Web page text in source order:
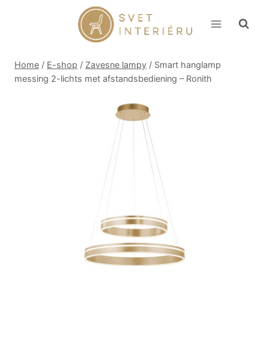
Home / E-shop / Zavesne lampy / Smart hanglamp
messing 2-lichts met afstandsbediening – Ronith